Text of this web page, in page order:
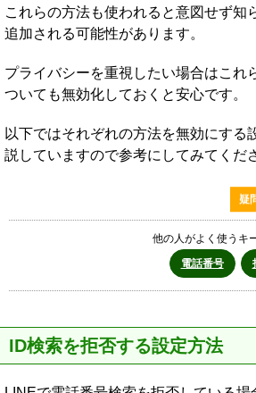
これらの方法も使われると意図せず知
追加される可能性があります。
プライバシーを重視したい場合はこれ
ついても無効化しておくと安心です。
以下ではそれぞれの方法を無効にする
説していますので参考にしてみてくだ
疑
他の人がよく使うキ
電話番号
ID検索を拒否する設定方法